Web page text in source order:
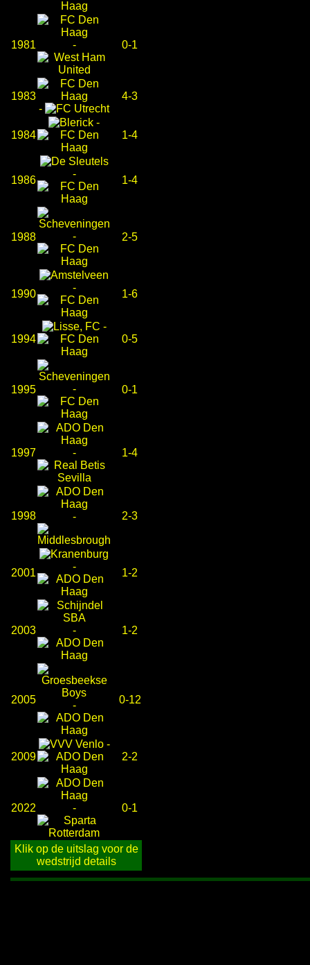
1981 - 0-1
1983
-
4-3
1984
-
1-4
1986
-
1-4
1988 - 2-5
1990
-
1-6
1994
-
0-5
1995 - 0-1
1997 - 1-4
1998 - 2-3
2001
-
1-2
2003 - 1-2
2005 - 0-12
2009
-
2-2
2022 - 0-1
Klik op de uitslag voor de
wedstrijd details